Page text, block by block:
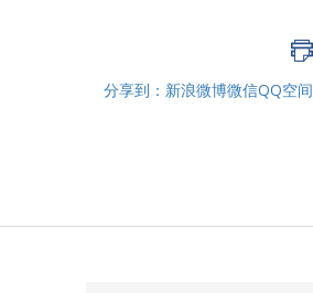
分享到： 新浪微博微信QQ空间